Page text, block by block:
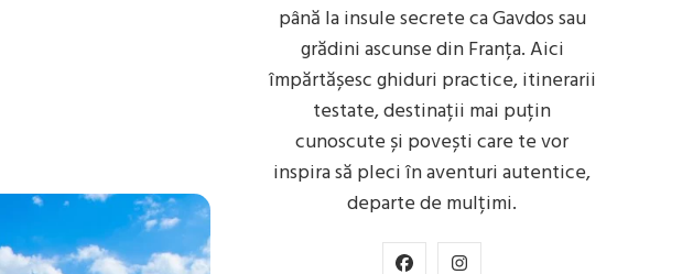
până la insule secrete ca Gavdos sau
grădini ascunse din Franța. Aici
împărtășesc ghiduri practice, itinerarii
testate, destinații mai puțin
cunoscute și povești care te vor
inspira să pleci în aventuri autentice,
departe de mulțimi.